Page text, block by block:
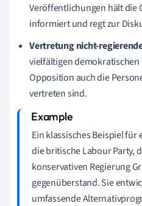
Veröffentlichungen hält
informiert und regt zur
Vertretung nicht-
vielfältigen
Opposition auch die
vertreten sind.
Ein klassisches Beispiel
die britische Labour Party,
konservativen Regierung
gegenüberstand. Sie
umfassende